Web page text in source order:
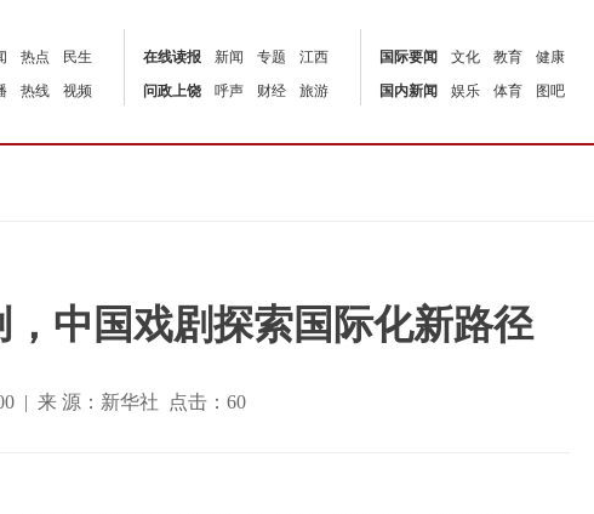
热点
民生
热线 视频
在线读报 新闻 专题
江西
问政上饶
呼声 财经 旅游
国际要闻 文化 教育
健康
国内新闻
娱乐 体育 图吧
中国戏剧探索国际化新路径
| 来 源：新华社 点击： 60